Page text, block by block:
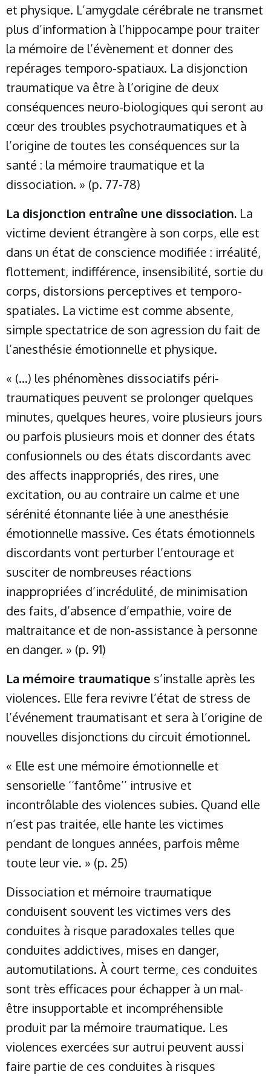
et physique. L’amygdale cérébrale ne transmet
plus d’information à l’hippocampe pour traiter
la mémoire de l’évènement et donner des
repérages temporo-spatiaux. La disjonction
traumatique va être à l’origine de deux
conséquences neuro-biologiques qui seront au
cœur des troubles psychotraumatiques et à
l’origine de toutes les conséquences sur la
santé : la mémoire traumatique et la
dissociation. » (p. 77-78)
La disjonction entraîne une dissociation. La
victime devient étrangère à son corps, elle est
dans un état de conscience modifiée : irréalité,
flottement, indifférence, insensibilité, sortie du
corps, distorsions perceptives et temporo-
spatiales. La victime est comme absente,
simple spectatrice de son agression du fait de
l’anesthésie émotionnelle et physique.
« (…) les phénomènes dissociatifs péri-
traumatiques peuvent se prolonger quelques
minutes, quelques heures, voire plusieurs jours
ou parfois plusieurs mois et donner des états
confusionnels ou des états discordants avec
des affects inappropriés, des rires, une
excitation, ou au contraire un calme et une
sérénité étonnante liée à une anesthésie
émotionnelle massive. Ces états émotionnels
discordants vont perturber l’entourage et
susciter de nombreuses réactions
inappropriées d’incrédulité, de minimisation
des faits, d’absence d’empathie, voire de
maltraitance et de non-assistance à personne
en danger. » (p. 91)
La mémoire traumatique s’installe après les
violences. Elle fera revivre l’état de stress de
l’événement traumatisant et sera à l’origine de
nouvelles disjonctions du circuit émotionnel.
« Elle est une mémoire émotionnelle et
sensorielle ‘‘fantôme’’ intrusive et
incontrôlable des violences subies. Quand elle
n’est pas traitée, elle hante les victimes
pendant de longues années, parfois même
toute leur vie. » (p. 25)
Dissociation et mémoire traumatique
conduisent souvent les victimes vers des
conduites à risque paradoxales telles que
conduites addictives, mises en danger,
automutilations. À court terme, ces conduites
sont très efficaces pour échapper à un mal-
être insupportable et incompréhensible
produit par la mémoire traumatique. Les
violences exercées sur autrui peuvent aussi
faire partie de ces conduites à risques